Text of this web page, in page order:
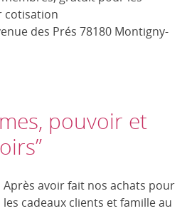
cotisation
des Prés 78180 Montigny-
pouvoir et
Après avoir fait nos achats pour
les cadeaux clients et famille au